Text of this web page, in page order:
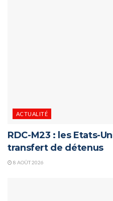
ACTUALITÉ
RDC-M23 : les Etats-
transfert de détenus
8 AOÛT 2026